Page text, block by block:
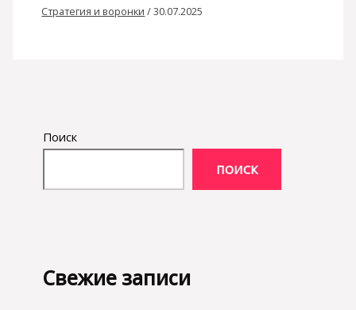
Стратегия и воронки /30.07.2025
Поиск
ПОИСК
Свежие записи